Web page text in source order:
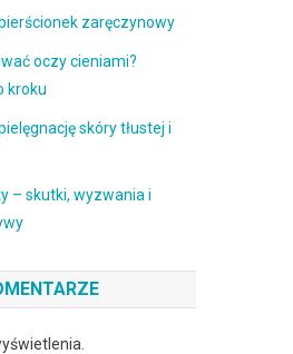
zaręczynowy
oczy cieniami?
kroku
skóry tłustej i
– skutki, wyzwania i